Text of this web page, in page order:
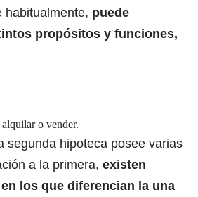
habitualmente, puede
propósitos y funciones,
o vender.
segunda hipoteca posee varias
a la primera, existen
los que diferencian la una